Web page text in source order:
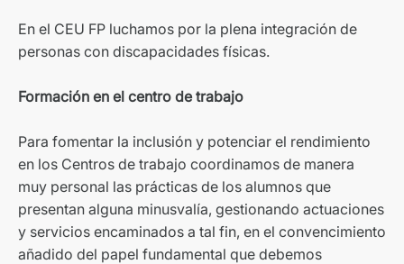
En el CEU FP luchamos por la plena integración de
personas con discapacidades físicas.
Formación en el centro de trabajo
Para fomentar la inclusión y potenciar el rendimiento
en los Centros de trabajo coordinamos de manera
muy personal las prácticas de los alumnos que
presentan alguna minusvalía, gestionando actuaciones
y servicios encaminados a tal fin, en el convencimiento
añadido del papel fundamental que debemos